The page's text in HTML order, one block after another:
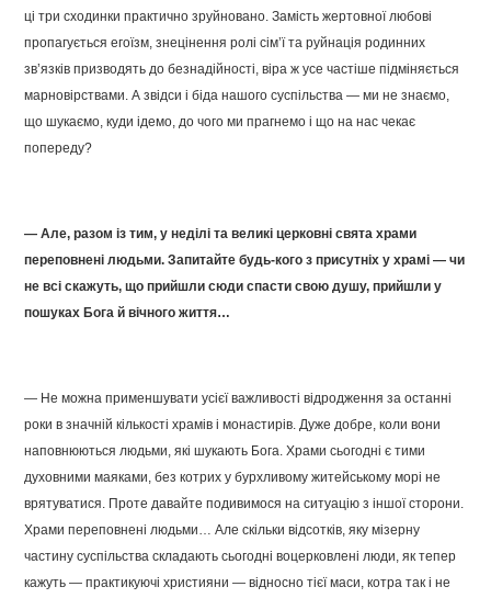
ці три сходинки практично зруйновано. Замість жертовної любові
пропагується егоїзм, знецінення ролі сім’ї та руйнація родинних
зв’язків призводять до безнадійності, віра ж усе частіше підміняється
марновірствами. А звідси і біда нашого суспільства — ми не знаємо,
що шукаємо, куди ідемо, до чого ми прагнемо і що на нас чекає
попереду?
— Але, разом із тим, у неділі та великі церковні свята храми
переповнені людьми. Запитайте будь-кого з присутніх у храмі — чи
не всі скажуть, що прийшли сюди спасти свою душу, прийшли у
пошуках Бога й вічного життя…
— Не можна применшувати усієї важливості відродження за останні
роки в значній кількості храмів і монастирів. Дуже добре, коли вони
наповнюються людьми, які шукають Бога. Храми сьогодні є тими
духовними маяками, без котрих у бурхливому житейському морі не
врятуватися. Проте давайте подивимося на ситуацію з іншої сторони.
Храми переповнені людьми… Але скільки відсотків, яку мізерну
частину суспільства складають сьогодні воцерковлені люди, як тепер
кажуть — практикуючі християни — відносно тієї маси, котра так і не